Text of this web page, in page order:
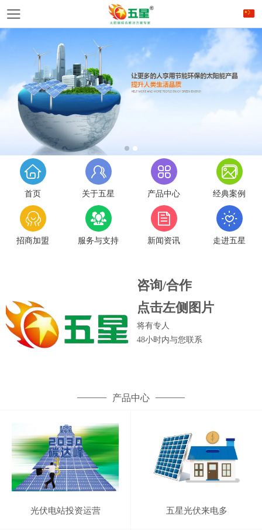
首页 关于五星 产品中心 经典案例
招商加盟 服务与支持 新闻资讯 走进五星
咨询/合作
点击左侧图片
将有专人
48小时内与您联系
产品中心
光伏电站投资运营 五星光伏来电多